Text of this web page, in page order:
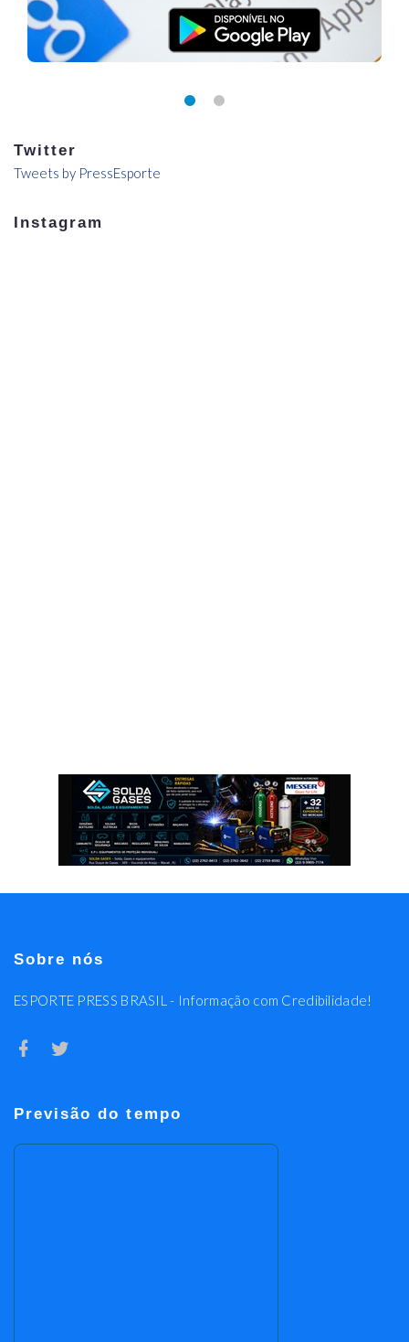
Twitter
Tweets by PressEsporte
Instagram
Sobre nós
ESPORTE PRESS BRASIL - Informação com Credibilidade!
Previsão do tempo